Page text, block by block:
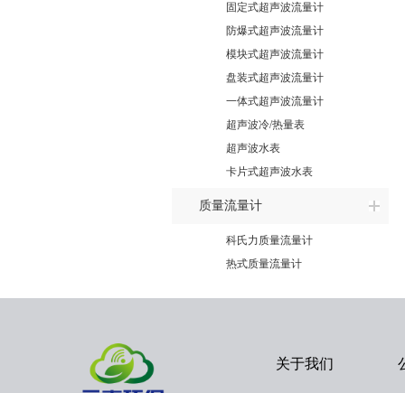
固定式超声波流量计
防爆式超声波流量计
模块式超声波流量计
盘装式超声波流量计
一体式超声波流量计
超声波冷/热量表
超声波水表
卡片式超声波水表
质量流量计
科氏力质量流量计
热式质量流量计
关于我们